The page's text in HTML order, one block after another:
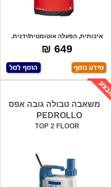
איכותית, הפעלה אוטומטית/ידנית.
במצב אוטו
649 ₪
משאבה טבולה גובה אפס
PEDROLLO
TOP 2 FLOOR